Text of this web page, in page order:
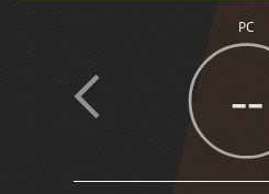
PC
--